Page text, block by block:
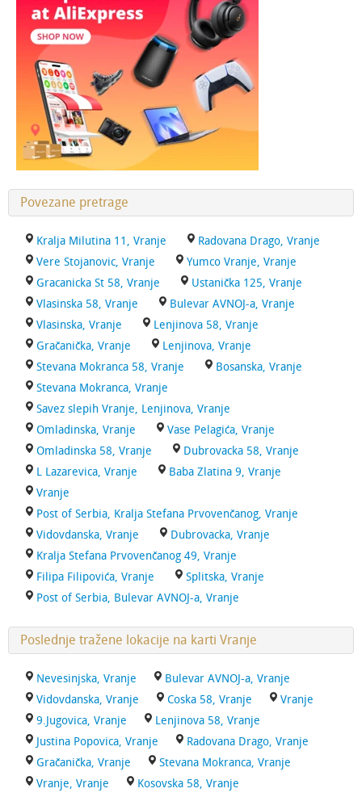
Povezane pretrage
Kralja Milutina 11, Vranje
Radovana Drago, Vranje
Vere Stojanovic, Vranje
Yumco Vranje, Vranje
Gracanicka St 58, Vranje
Ustanička 125, Vranje
Vlasinska 58, Vranje
Bulevar AVNOJ-a, Vranje
Vlasinska, Vranje
Lenjinova 58, Vranje
Gračanička, Vranje
Lenjinova, Vranje
Stevana Mokranca 58, Vranje
Bosanska, Vranje
Stevana Mokranca, Vranje
Savez slepih Vranje, Lenjinova, Vranje
Omladinska, Vranje
Vase Pelagića, Vranje
Omladinska 58, Vranje
Dubrovacka 58, Vranje
L Lazarevica, Vranje
Baba Zlatina 9, Vranje
Vranje
Post of Serbia, Kralja Stefana Prvovenčanog, Vranje
Vidovdanska, Vranje
Dubrovacka, Vranje
Kralja Stefana Prvovenčanog 49, Vranje
Filipa Filipovića, Vranje
Splitska, Vranje
Post of Serbia, Bulevar AVNOJ-a, Vranje
Poslednje tražene lokacije na karti Vranje
Nevesinjska, Vranje
Bulevar AVNOJ-a, Vranje
Vidovdanska, Vranje
Coska 58, Vranje
Vranje
9.Jugovica, Vranje
Lenjinova 58, Vranje
Justina Popovica, Vranje
Radovana Drago, Vranje
Gračanička, Vranje
Stevana Mokranca, Vranje
Vranje, Vranje
Kosovska 58, Vranje